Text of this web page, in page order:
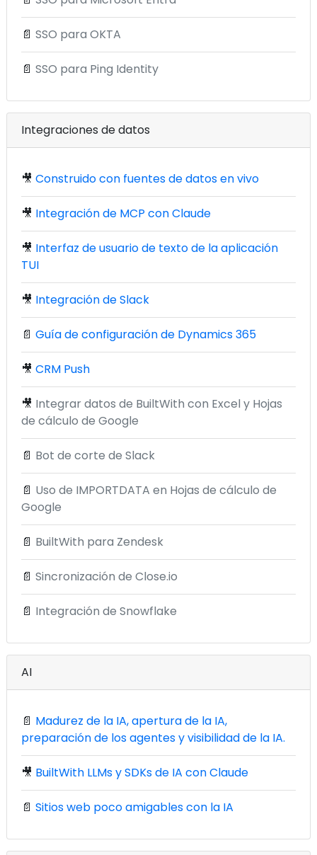
📄 SSO para OKTA
📄 SSO para Ping Identity
Integraciones de datos
🎥 Construido con fuentes de datos en vivo
🎥 Integración de MCP con Claude
🎥 Interfaz de usuario de texto de la aplicación
TUI
🎥 Integración de Slack
📄 Guía de configuración de Dynamics 365
🎥 CRM Push
🎥 Integrar datos de BuiltWith con Excel y Hojas
de cálculo de Google
📄 Bot de corte de Slack
📄 Uso de IMPORTDATA en Hojas de cálculo de
Google
📄 BuiltWith para Zendesk
📄 Sincronización de Close.io
📄 Integración de Snowflake
AI
📄 Madurez de la IA, apertura de la IA,
preparación de los agentes y visibilidad de la IA.
🎥 BuiltWith LLMs y SDKs de IA con Claude
📄 Sitios web poco amigables con la IA